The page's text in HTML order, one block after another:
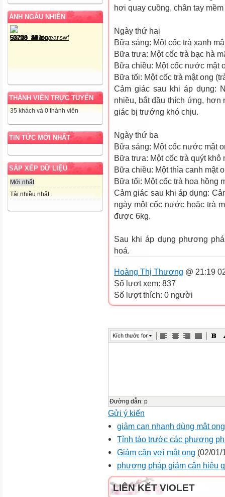
ẢNH NGẪU NHIÊN
THÀNH VIÊN TRỰC TUYẾN
35 khách và 0 thành viên
TIN TỨC MỚI NHẤT
SẮP XẾP DỮ LIỆU
Mới nhất
Tải nhiều nhất
hơi quay cuồng, chân tay
Ngày thứ hai
Bữa sáng: Một cốc trà xanh
Bữa trưa: Một cốc trà bạc hà
Bữa chiều: Một cốc nước mật
Bữa tối: Một cốc trà mật ong
Cảm giác sau khi áp dụng:
nhiều, bắt đầu thích ứng, hơn
giác bị trướng khó chịu.
Ngày thứ ba
Bữa sáng: Một cốc nước mật
Bữa trưa: Một cốc trà quýt khô
Bữa chiều: Một thìa canh mật
Bữa tối: Một cốc trà hoa hồng
Cảm giác sau khi áp dụng:
ngày một cốc nước hoặc trà
được 6kg.
Sau khi áp dụng phương
hoá.
Hoàng Thị Thương @ 21:19
Số lượt xem: 837
Số lượt thích: 0 người
Kích thước font
Đường dẫn: p
Gửi ý kiến
giảm can nhanh dùng mât
Tỉnh táo trước các phương
Giảm cân vơi mât ong (02/01/
phương pháp giảm cân hiêu
LIÊN KẾT VIOLET